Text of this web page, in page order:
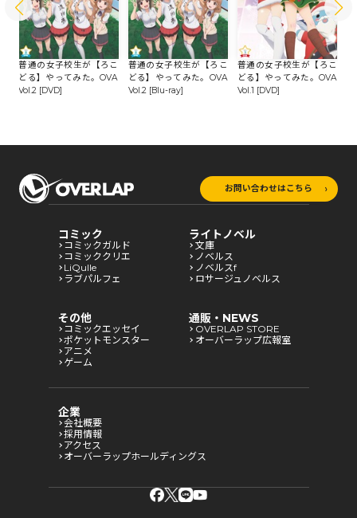
普通の女子校生が【ろこ
どる】やってみた。OVA
Vol.2 [DVD]
普通の女子校生が【ろこ
どる】やってみた。OVA
Vol.2 [Blu-ray]
普通の女子校生が【ろこ
どる】やってみた。OVA
Vol.1 [DVD]
お問い合わせはこちら
コミック
コミックガルド
コミッククリエ
LiQulle
ラブパルフェ
ライトノベル
文庫
ノベルス
ノベルスf
ロサージュノベルス
その他
コミックエッセイ
ポケットモンスター
アニメ
ゲーム
通販・NEWS
OVERLAP STORE
オーバーラップ広報室
企業
会社概要
採用情報
アクセス
オーバーラップホールディングス